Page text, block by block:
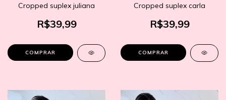
Cropped suplex juliana
R$39,99
COMPRAR
Cropped suplex carla
R$39,99
COMPRAR